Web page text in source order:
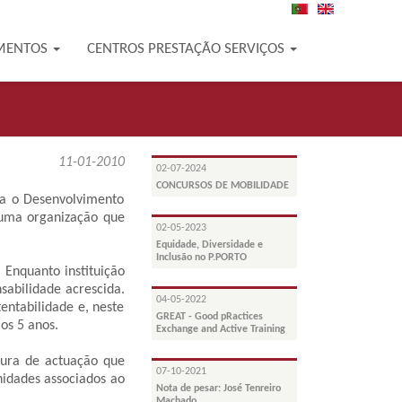
CENTROS PRESTAÇÃO SERVIÇOS
PT
11-01-2010
o Desenvolvimento
organização que
instituição
acrescida.
e, neste
5 anos.
de actuação que
associados ao
02-07-2024
CONCURSOS DE MOBILIDADE
02-05-2023
Equidade, Diversidade e
Inclusão no P.PORTO
04-05-2022
GREAT - Good pRactices
Exchange and Active Training
07-10-2021
Nota de pesar: José Tenreiro